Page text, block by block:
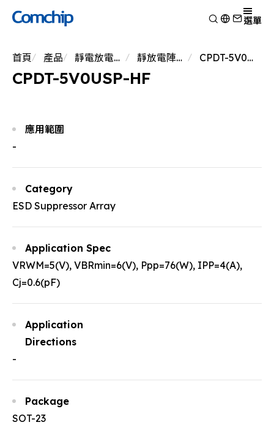
選單
產品
開關二極體
蕭特基二極體
整流二極體
電晶體
金氧半導體場效電晶體
齊納二極體
橋式整流器
消費電子
技術能力
檢視
生產製造
關於典琦
關於典琦
檢視
公司新聞
首頁 產品 靜電放電保護元件 靜放電陣列保護元件 CPDT-5V0USP-HF
CPDT-5V0USP-HF
應用範圍
-
Category
ESD Suppressor Array
Application Spec
VRWM=5(V), VBRmin=6(V), Ppp=76(W), IPP=4(A),
Cj=0.6(pF)
Application
Directions
-
Package
SOT-23